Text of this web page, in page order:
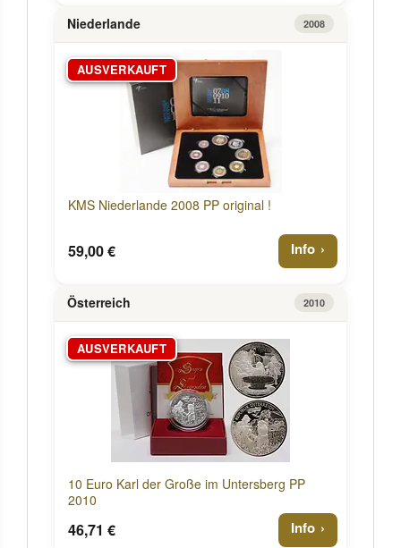
Niederlande 2008
AUSVERKAUFT
KMS Niederlande 2008 PP original !
59,00 € Info
Österreich 2010
AUSVERKAUFT
10 Euro Karl der Große im Untersberg PP
2010
46,71 € Info